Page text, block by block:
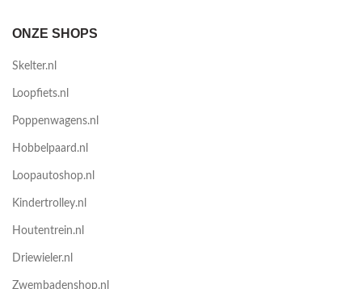
ONZE SHOPS
Skelter.nl
Loopfiets.nl
Poppenwagens.nl
Hobbelpaard.nl
Loopautoshop.nl
Kindertrolley.nl
Houtentrein.nl
Driewieler.nl
Zwembadenshop.nl